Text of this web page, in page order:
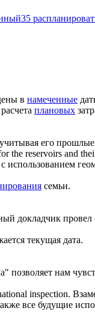
35
в намеченные
плановых
его
the reservoirs and
семьи.
докладчик
текущая дата.
нам
inspection.
все будущие